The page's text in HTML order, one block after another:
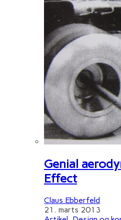
Genial
Effect
Claus Ebberfeld
21. marts 2013